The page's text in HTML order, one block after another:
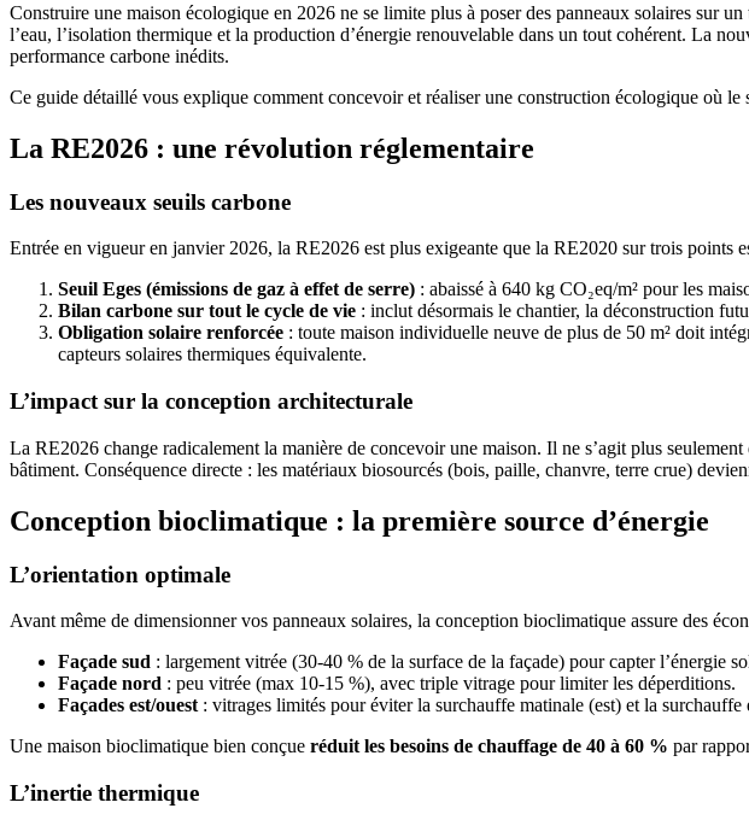
Construire une maison écologique en 2026 ne se limite plus à poser des panneaux solaires sur un
l’eau, l’isolation thermique et la production d’énergie renouvelable dans un tout cohérent. La
performance carbone inédits.
Ce guide détaillé vous explique comment concevoir et réaliser une construction écologique où
La RE2026 : une révolution réglementaire
Les nouveaux seuils carbone
Entrée en vigueur en janvier 2026, la RE2026 est plus exigeante que la RE2020 sur trois points
Seuil Eges (émissions de gaz à effet de serre) : abaissé à 640 kg CO₂eq/m² pour les
Bilan carbone sur tout le cycle de vie : inclut désormais le chantier, la déconstruction
Obligation solaire renforcée : toute maison individuelle neuve de plus de 50 m² doit
capteurs solaires thermiques équivalente.
L’impact sur la conception architecturale
La RE2026 change radicalement la manière de concevoir une maison. Il ne s’agit plus
bâtiment. Conséquence directe : les matériaux biosourcés (bois, paille, chanvre, terre crue)
Conception bioclimatique : la première source d’énergie
L’orientation optimale
Avant même de dimensionner vos panneaux solaires, la conception bioclimatique assure des
Façade sud : largement vitrée (30-40 % de la surface de la façade) pour capter l’énergie
Façade nord : peu vitrée (max 10-15 %), avec triple vitrage pour limiter les déperditions.
Façades est/ouest : vitrages limités pour éviter la surchauffe matinale (est) et la surchauffe
Une maison bioclimatique bien conçue réduit les besoins de chauffage de 40 à 60 % par
L’inertie thermique